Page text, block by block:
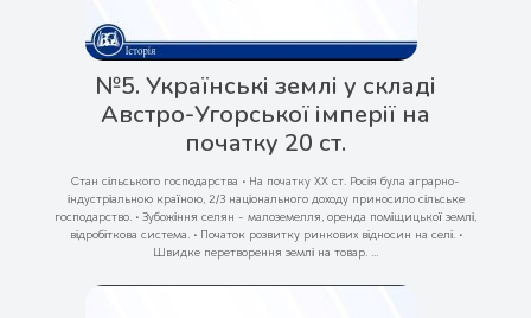
№5. Українські землі у складі
Австро-Угорської імперії на
початку 20 ст.
Стан сільського господарства • На початку ХХ ст. Росія була аграрно-
індустріальною країною, 2/3 національного доходу приносило сільське
господарство. • Зубожіння селян - малоземелля, оренда поміщицької землі,
відробіткова система. • Початок розвитку ринкових відносин на селі. •
Швидке перетворення землі на товар. ...